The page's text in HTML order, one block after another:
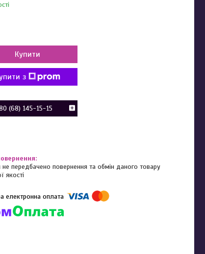
Купити
з
(68) 145-15-15
передбачено повернення та обмін даного товару
якості